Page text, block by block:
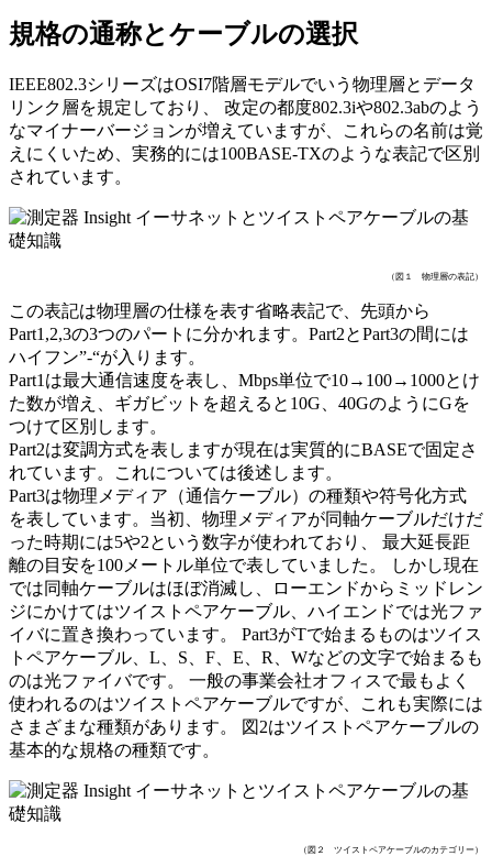
規格の通称とケーブルの選択
IEEE802.3シリーズはOSI7階層モデルでいう物理層とデータ
リンク層を規定しており、 改定の都度802.3iや802.3abのよう
なマイナーバージョンが増えていますが、これらの名前は覚
えにくいため、実務的には100BASE-TXのような表記で区別
されています。
（図１ 物理層の表記）
この表記は物理層の仕様を表す省略表記で、先頭から
Part1,2,3の3つのパートに分かれます。Part2とPart3の間には
ハイフン”-“が入ります。
Part1は最大通信速度を表し、Mbps単位で10→100→1000とけ
た数が増え、ギガビットを超えると10G、40GのようにGを
つけて区別します。
Part2は変調方式を表しますが現在は実質的にBASEで固定さ
れています。これについては後述します。
Part3は物理メディア（通信ケーブル）の種類や符号化方式
を表しています。当初、物理メディアが同軸ケーブルだけだ
った時期には5や2という数字が使われており、 最大延長距
離の目安を100メートル単位で表していました。 しかし現在
では同軸ケーブルはほぼ消滅し、ローエンドからミッドレン
ジにかけてはツイストペアケーブル、ハイエンドでは光ファ
イバに置き換わっています。 Part3がTで始まるものはツイス
トペアケーブル、L、S、F、E、R、Wなどの文字で始まるも
のは光ファイバです。 一般の事業会社オフィスで最もよく
使われるのはツイストペアケーブルですが、これも実際には
さまざまな種類があります。 図2はツイストペアケーブルの
基本的な規格の種類です。
（図２ ツイストペアケーブルのカテゴリー）